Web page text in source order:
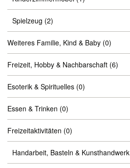
Spielzeug (2)
Weiteres Familie, Kind & Baby (0)
Freizeit, Hobby & Nachbarschaft (6)
Esoterik & Spirituelles (0)
Essen & Trinken (0)
Freizeitaktivitäten (0)
Handarbeit, Basteln & Kunsthandwerk